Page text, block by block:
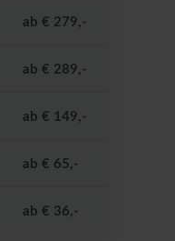
ab € 279,-
ab € 289,-
ab € 149,-
ab € 65,-
ab € 36,-